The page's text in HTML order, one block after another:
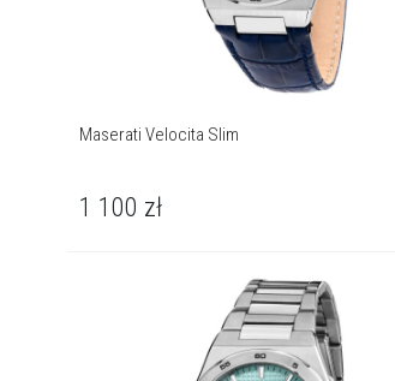
Maserati Velocita Slim
1 100 zł